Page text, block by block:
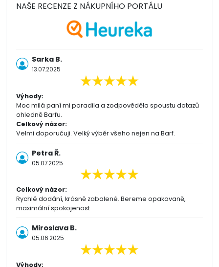
NAŠE RECENZE Z NÁKUPNÍHO PORTÁLU
Sarka B.
13.07.2025
Výhody:
Moc milá paní mi poradila a zodpověděla spoustu dotazů
ohledně Barfu.
Celkový názor:
Velmi doporučuji. Velký výběr všeho nejen na Barf.
Petra Ř.
05.07.2025
Celkový názor:
Rychlé dodání, krásně zabalené. Bereme opakovaně,
maximální spokojenost
Miroslava B.
05.06.2025
Výhody: